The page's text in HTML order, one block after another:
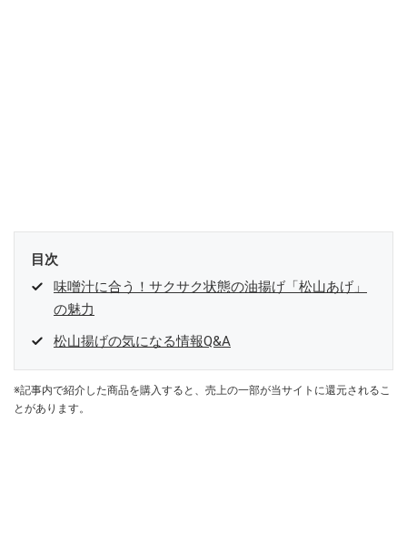
目次
味噌汁に合う！サクサク状態の油揚げ「松山あげ」
の魅力
松山揚げの気になる情報Q&A
※記事内で紹介した商品を購入すると、売上の一部が当サイトに還元されるこ
とがあります。